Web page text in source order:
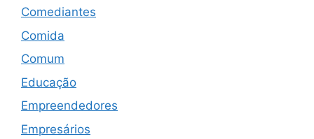
Comediantes
Comida
Comum
Educação
Empreendedores
Empresários